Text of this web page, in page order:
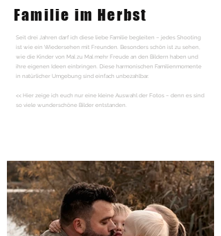
Familie im Herbst
Seit drei Jahren darf ich diese liebe Familie begleiten – jedes Shooting
ist wie ein Wiedersehen mit Freunden. Besonders schön ist zu sehen,
wie die Kinder von Mal zu Mal mehr Freude an den Bildern haben und
ihre eigenen Ideen einbringen. Diese harmonischen Familienmomente
in natürlicher Umgebung sind einfach unbezahlbar.
<< Hier zeige ich euch nur eine kleine Auswahl der Fotos – denn es sind
so viele wunderschöne Bilder entstanden.